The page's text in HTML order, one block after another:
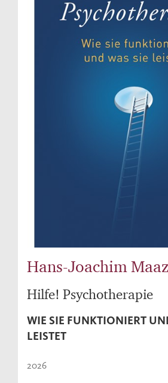
Hans-Joachim Maaz
Hilfe! Psychotherapie
WIE SIE FUNKTIONIERT
LEISTET
2026